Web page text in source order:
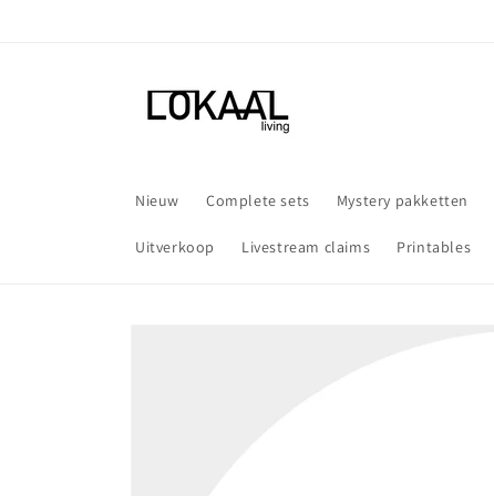
Nieuw Complete sets Mystery pakketten
Uitverkoop Livestream claims Printables